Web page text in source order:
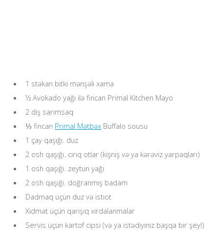
1 stəkan bitki mənşəli xama
½ Avokado yağı ilə fincan Primal Kitchen Mayo
2 diş sarımsaq
⅓ fincan Primal MətbəxBuffalo sousu
1 çay qaşığı. duz
2 osh qaşığı. cırıq otlar (kişniş və ya kərəviz yarpaqları)
1 osh qaşığı. zeytun yağı
2 osh qaşığı. doğranmış badam
Dadmaq üçün duz və istiot
Xidmət üçün qarışıq xırdalanmalar
Servis üçün kartof cipsi (və ya istədiyiniz başqa bir şey!)